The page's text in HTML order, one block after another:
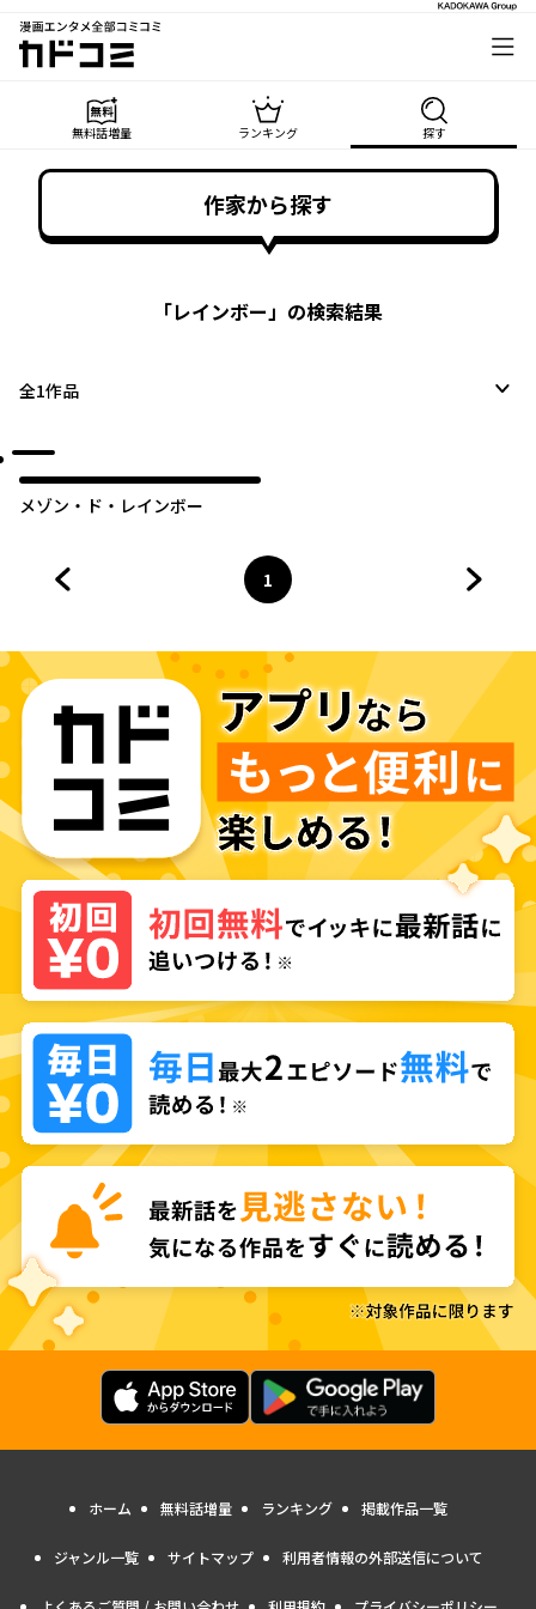
漫画エンタメ全部コミコミ
カドコミ
無料話増量 ランキング 探す
作家から探す
「レインボー」の検索結果
全1作品
メゾン・ド・レインボー
ページ
1
へ
ホーム 無料話増量 ランキング 掲載作品一覧
ジャンル一覧 サイトマップ 利用者情報の外部送信について